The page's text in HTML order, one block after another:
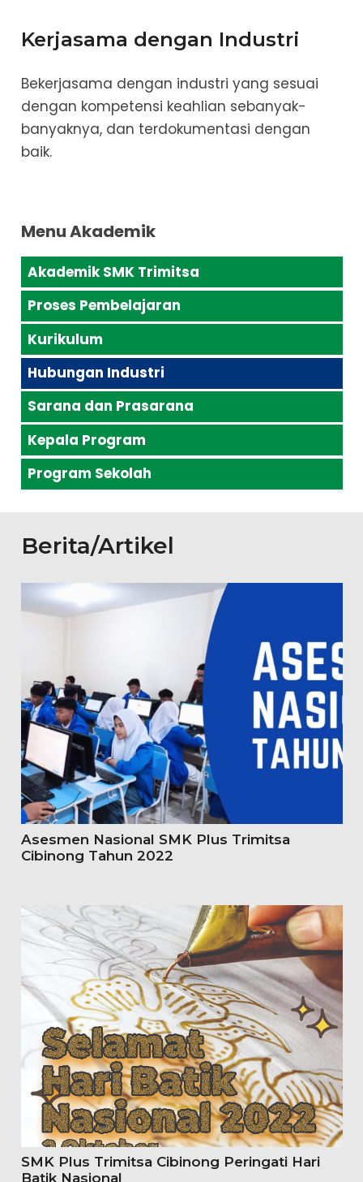
Kerjasama dengan Industri
Bekerjasama dengan industri yang sesuai
dengan kompetensi keahlian sebanyak-
banyaknya, dan terdokumentasi dengan
baik.
Menu Akademik
Akademik SMK Trimitsa
Proses Pembelajaran
Kurikulum
Hubungan Industri
Sarana dan Prasarana
Kepala Program
Program Sekolah
Berita/Artikel
Asesmen Nasional SMK Plus Trimitsa
Cibinong Tahun 2022
SMK Plus Trimitsa Cibinong Peringati Hari
Batik Nasional